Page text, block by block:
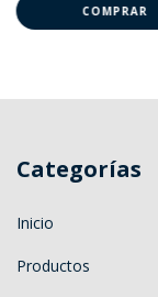
Categorías
Inicio
Productos